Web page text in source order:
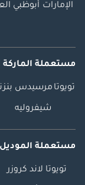
الإمارات أبوظبي
مستعملة
تويوتا مرسيدس بنز
شيفروليه
مستعملة
تويوتا لاند كروزر